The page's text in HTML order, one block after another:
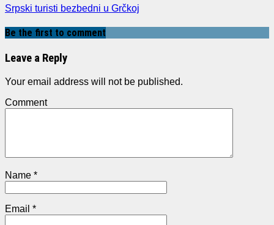
Srpski turisti bezbedni u Grčkoj
Be the first to comment
Leave a Reply
Your email address will not be published.
Comment
Name *
Email *